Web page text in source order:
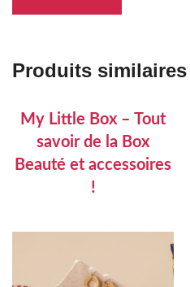
Produits similaires
My Little Box – Tout
savoir de la Box
Beauté et accessoires
!